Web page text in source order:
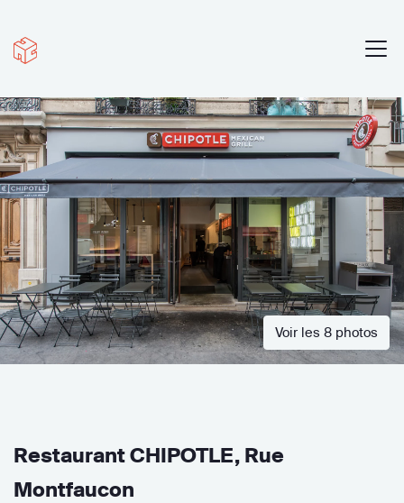
Voir les 8 photos
Restaurant CHIPOTLE, Rue
Montfaucon